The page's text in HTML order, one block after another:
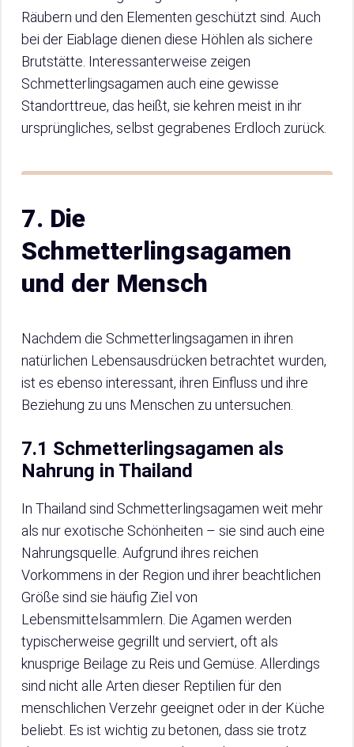
Räubern und den Elementen geschützt sind. Auch
bei der Eiablage dienen diese Höhlen als sichere
Brutstätte. Interessanterweise zeigen
Schmetterlingsagamen auch eine gewisse
Standorttreue, das heißt, sie kehren meist in ihr
ursprüngliches, selbst gegrabenes Erdloch zurück.
7. Die
Schmetterlingsagamen
und der Mensch
Nachdem die Schmetterlingsagamen in ihren
natürlichen Lebensausdrücken betrachtet wurden,
ist es ebenso interessant, ihren Einfluss und ihre
Beziehung zu uns Menschen zu untersuchen.
7.1 Schmetterlingsagamen als
Nahrung in Thailand
In Thailand sind Schmetterlingsagamen weit mehr
als nur exotische Schönheiten – sie sind auch eine
Nahrungsquelle. Aufgrund ihres reichen
Vorkommens in der Region und ihrer beachtlichen
Größe sind sie häufig Ziel von
Lebensmittelsammlern. Die Agamen werden
typischerweise gegrillt und serviert, oft als
knusprige Beilage zu Reis und Gemüse. Allerdings
sind nicht alle Arten dieser Reptilien für den
menschlichen Verzehr geeignet oder in der Küche
beliebt. Es ist wichtig zu betonen, dass sie trotz